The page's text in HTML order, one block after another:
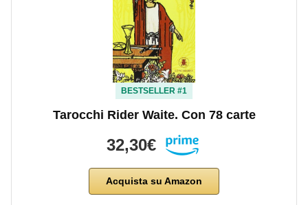
BESTSELLER #1
Tarocchi Rider Waite. Con 78 carte
32,30€
Acquista su Amazon